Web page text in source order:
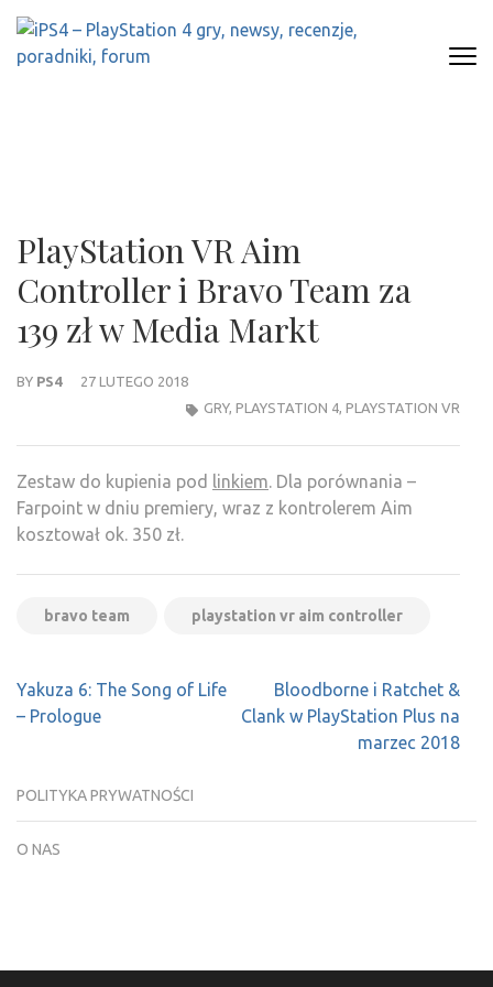
Skip
content
PlayStation VR Aim
Controller i Bravo Team za
139 zł w Media Markt
BY PS4
27 LUTEGO 2018
GRY, PLAYSTATION 4, PLAYSTATION VR
Zestaw do kupienia pod linkiem. Dla porównania –
Farpoint w dniu premiery, wraz z kontrolerem Aim
kosztował ok. 350 zł.
bravo team playstation vr aim controller
Nawigacja
wpisu
Yakuza 6: The Song of Life
– Prologue
Bloodborne i Ratchet &
Clank w PlayStation Plus na
marzec 2018
POLITYKA PRYWATNOŚCI
O NAS